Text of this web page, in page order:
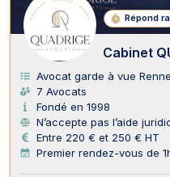
Répond
Cabinet
Avocat garde à vue
7 Avocats
Fondé en 1998
N’accepte pas l’aide
Entre 220 € et 250 € HT
Premier rendez-vous de